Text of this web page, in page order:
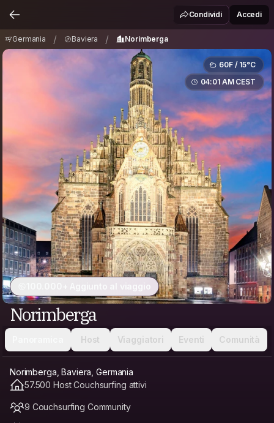
NorimbergaCondividi Accedi
Germania / Baviera / Norimberga
60F / 15°C
04:01 AM CEST
100.000+ Aggiunto al viaggio
Norimberga
Host Viaggiatori Eventi Comunità
Norimberga, Baviera, Germania
57.500 Host Couchsurfing attivi
9 Couchsurfing Community